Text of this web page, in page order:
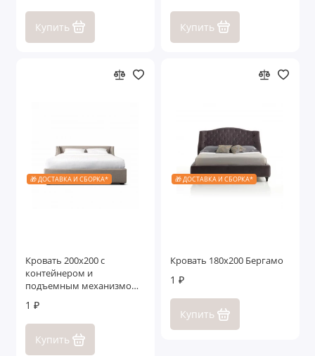
Купить Купить
🎁 ДОСТАВКА И СБОРКА*
Кровать 200x200 c
контейнером и
подъемным механизмом
1 ₽
Купить
🎁 ДОСТАВКА И СБОРКА*
Кровать 180x200 Бергамо
1 ₽
Купить